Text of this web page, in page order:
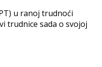
u ranoj trudnoći
trudnice sada o svojoj